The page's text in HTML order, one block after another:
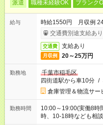
派遣 職種未経験OK ブランク
給与
時給1550円 月収例
交通費別途支給あり
交通費 支給あり
月収例 20～25万円
勤務地
千葉市稲毛区
四街道駅から車10分 /
倉庫管理＆物流サー
勤務時間
10:00～19:00(実働8
時、10-18時なども相談